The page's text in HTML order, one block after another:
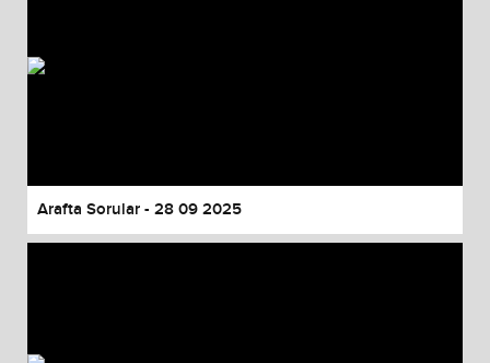
Arafta Sorular - 28 09 2025